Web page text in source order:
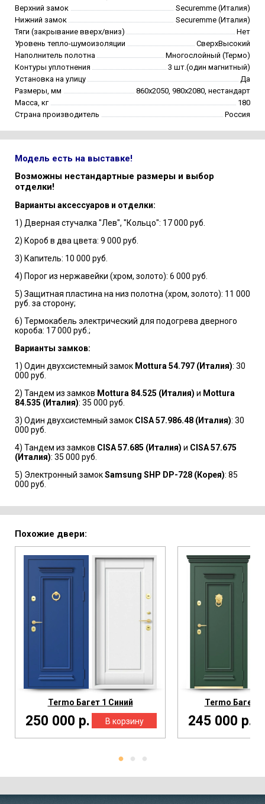
Верхний замок
Securemme (Италия)
Нижний замок
Securemme (Италия)
Тяги (закрывание вверх/вниз)
Нет
Уровень тепло-шумоизоляции
СверхВысокий
Наполнитель полотна
Многослойный (Термо)
Контуры уплотнения
3 шт.(один магнитный)
Установка на улицу
Да
Размеры, мм
860х2050, 980х2080, нестандарт
Масса, кг
180
Страна производитель
Россия
Модель есть на выставке!
Возможны нестандартные размеры и выбор
отделки!
Варианты аксессуаров и отделки:
1) Дверная стучалка "Лев", "Кольцо": 17 000 руб.
2) Короб в два цвета: 9 000 руб.
3) Капитель: 10 000 руб.
4) Порог из нержавейки (хром, золото): 6 000 руб.
5) Защитная пластина на низ полотна (хром, золото): 11 000
руб. за сторону;
6) Термокабель электрический для подогрева дверного
короба: 17 000 руб.;
Варианты замков:
1) Один двухсистемный замок Mottura 54.797 (Италия): 30
000 руб.
2) Тандем из замков Mottura 84.525 (Италия) и Mottura
84.535 (Италия): 35 000 руб.
3) Один двухсистемный замок CISA 57.986.48 (Италия): 30
000 руб.
4) Тандем из замков CISA 57.685 (Италия) и CISA 57.675
(Италия): 35 000 руб.
5) Электронный замокSamsung SHP DP-728 (Корея): 85
000 руб.
Похожие двери:
Termo Багет 1 Синий
250 000 р.
Termo Багет
245 000 р.